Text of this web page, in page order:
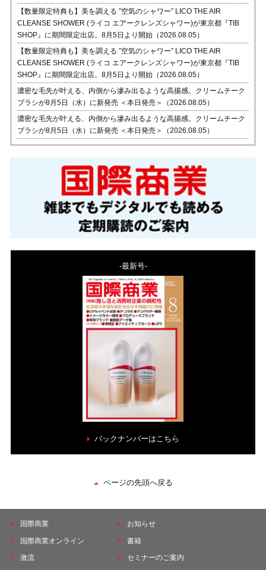
【数量限定特典も】美を調える ”空気のシャワー” LICO THE AIR
CLEANSE SHOWER (ライコ エアークレンズシャワー)が東京都『TIB
SHOP』に期間限定出店。8月5日より開始（2026.08.05）
【数量限定特典も】美を調える ”空気のシャワー” LICO THE AIR
CLEANSE SHOWER (ライコ エアークレンズシャワー)が東京都『TIB
SHOP』に期間限定出店。8月5日より開始（2026.08.05）
濃密な毛先が叶える、内側から滲み出るような高揚感。クリームチーク
ブラシが8月5日（水）に新発売 ＜本日発売＞（2026.08.05）
濃密な毛先が叶える、内側から滲み出るような高揚感。クリームチーク
ブラシが8月5日（水）に新発売 ＜本日発売＞（2026.08.05）
-最新号-
バックナンバーはこちら
ページの先頭へ戻る
国際商業
国際商業オンライン
激流
お知らせ
書籍
セミナーのご案内